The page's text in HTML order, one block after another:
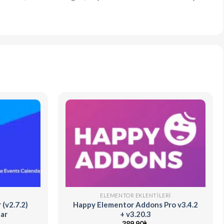
ELEMENTOR EKLENTILERI
Happy Elementor Addons Pro v3.4.2
+ v3.20.3